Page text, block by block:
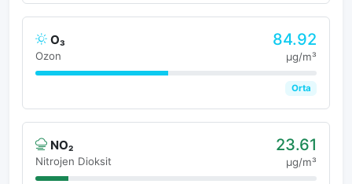
O₃
Ozon
84.92
μg/m³
Orta
NO₂
Nitrojen Dioksit
23.61
μg/m³